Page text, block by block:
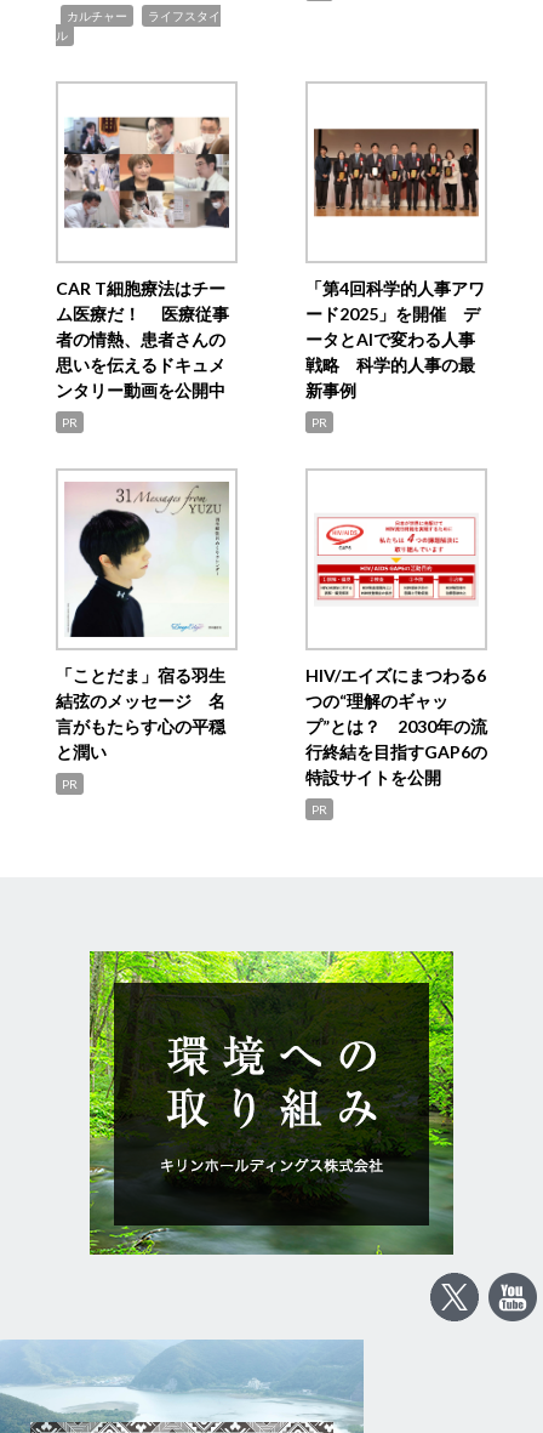
カルチャー
ライフスタイ
ル
CAR T細胞療法はチー
ム医療だ！ 医療従事
者の情熱、患者さんの
思いを伝えるドキュメ
ンタリー動画を公開中
PR
「第4回科学的人事アワ
ード2025」を開催 デ
ータとAIで変わる人事
戦略 科学的人事の最
新事例
PR
「ことだま」宿る羽生
結弦のメッセージ 名
言がもたらす心の平穏
と潤い
PR
HIV/エイズにまつわる6
つの“理解のギャッ
プ”とは？ 2030年の流
行終結を目指すGAP6の
特設サイトを公開
PR